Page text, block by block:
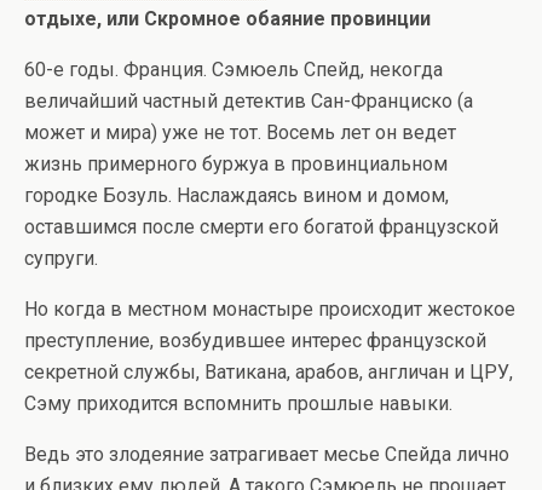
отдыхе, или Скромное обаяние провинции
60-е годы. Франция. Сэмюель Спейд, некогда
величайший частный детектив Сан-Франциско (а
может и мира) уже не тот. Восемь лет он ведет
жизнь примерного буржуа в провинциальном
городке Бозуль. Наслаждаясь вином и домом,
оставшимся после смерти его богатой французской
супруги.
Но когда в местном монастыре происходит жестокое
преступление, возбудившее интерес французской
секретной службы, Ватикана, арабов, англичан и ЦРУ,
Сэму приходится вспомнить прошлые навыки.
Ведь это злодеяние затрагивает месье Спейда лично